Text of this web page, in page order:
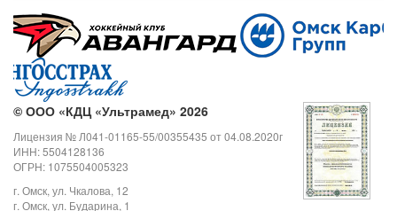
© ООО «КДЦ «Ультрамед» 2026
Лицензия № Л041-01165-55/00355435 от 04.08.2020г
ИНН: 5504128136
ОГРН: 1075504005323
г. Омск, ул. Чкалова, 12
г. Омск, ул. Бударина, 1